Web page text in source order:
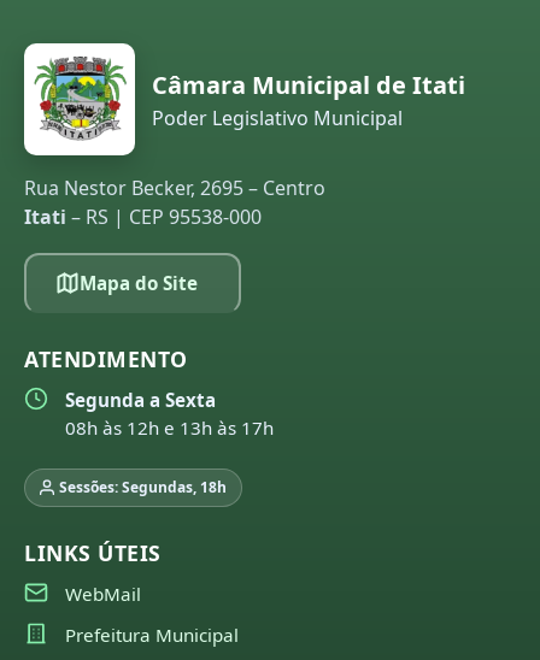
Câmara Municipal de Itati
Poder Legislativo Municipal
Rua Nestor Becker, 2695 – Centro
Itati – RS | CEP 95538-000
Mapa do Site
ATENDIMENTO
Segunda a Sexta
08h às 12h e 13h às 17h
Sessões: Segundas, 18h
LINKS ÚTEIS
WebMail
Prefeitura Municipal